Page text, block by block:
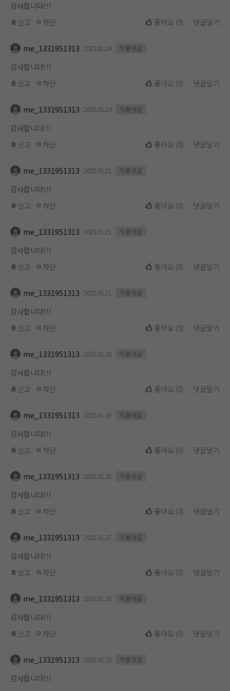
감사합니다!!!
신고
차단 좋아요 (0) 댓글달기
me_1331951313 2025.01.24 작품댓글
감사합니다!!!
신고
차단 좋아요 (0) 댓글달기
me_1331951313 2025.01.23 작품댓글
감사합니다!!!
신고
차단 좋아요 (0) 댓글달기
me_1331951313 2025.01.22 작품댓글
감사합니다!!!
신고
차단 좋아요 (0) 댓글달기
me_1331951313 2025.01.21 작품댓글
감사합니다!!!
신고
차단 좋아요 (0) 댓글달기
me_1331951313 2025.01.21 작품댓글
감사합니다!!!
신고
차단 좋아요 (0) 댓글달기
me_1331951313 2025.01.20 작품댓글
감사합니다!!!
신고
차단 좋아요 (0) 댓글달기
me_1331951313 2025.01.19 작품댓글
감사합니다!!!
신고
차단 좋아요 (0) 댓글달기
me_1331951313 2025.01.18 작품댓글
감사합니다!!!
신고
차단 좋아요 (0) 댓글달기
me_1331951313 2025.01.17 작품댓글
감사합니다!!!
신고
차단 좋아요 (0) 댓글달기
me_1331951313 2025.01.16 작품댓글
감사합니다!!!
신고
차단 좋아요 (0) 댓글달기
me_1331951313 2025.01.15 작품댓글
감사합니다!!!